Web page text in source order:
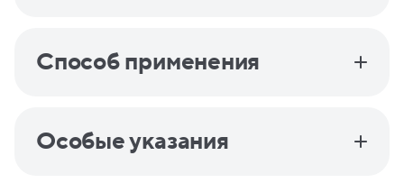
Способ применения
Особые указания